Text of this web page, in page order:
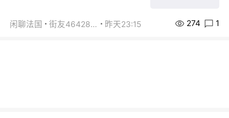
闲聊法国 街友46428878 昨天23:15 274 1